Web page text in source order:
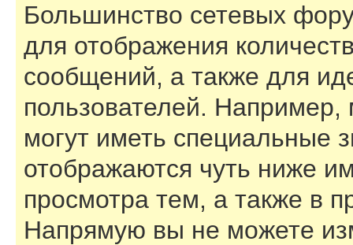
Большинство сетевых
для отображения
сообщений, а также для
пользователей.
могут иметь специальные
отображаются чуть ниже
просмотра тем, а также в
Напрямую вы не можете